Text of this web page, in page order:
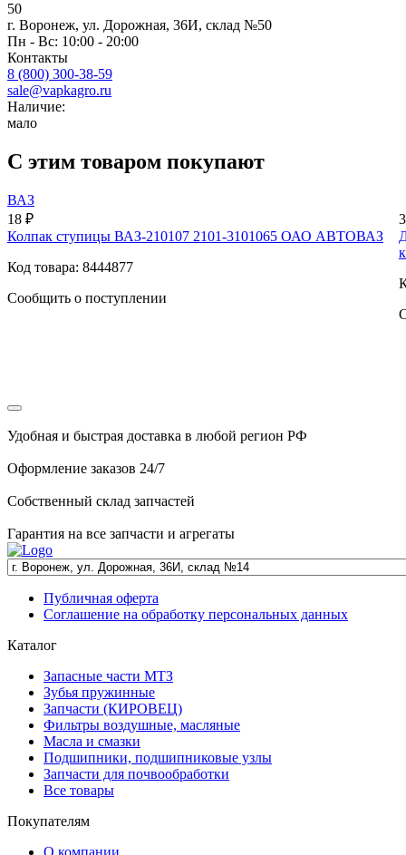
50
г. Воронеж, ул. Дорожная, 36И, склад №50
Пн - Вс: 10:00 - 20:00
Контакты
8 (800) 300-38-59
sale@vapkagro.ru
Наличие:
мало
С этим товаром покупают
ВАЗ
18 ₽
Колпак ступицы ВАЗ-210107 2101-3101065 ОАО АВТОВАЗ
Код товара: 8444877
Сообщить о поступлении
Удобная и быстрая доставка в любой регион РФ
Оформление заказов 24/7
Собственный склад запчастей
Гарантия на все запчасти и агрегаты
Публичная оферта
Соглашение на обработку персональных данных
Каталог
Запасные части МТЗ
Зубья пружинные
Запчасти (КИРОВЕЦ)
Фильтры воздушные, масляные
Масла и смазки
Подшипники, подшипниковые узлы
Запчасти для почвообработки
Все товары
Покупателям